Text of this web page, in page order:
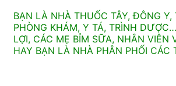
BẠN LÀ NHÀ THUỐC TÂY, ĐÔNG Y,
PHÒNG KHÁM, Y TÁ, TRÌNH
LỢI, CÁC MẸ BỈM SỮA, NHÂN VIÊN
HAY BẠN LÀ NHÀ PHÂN PHỐI CÁC